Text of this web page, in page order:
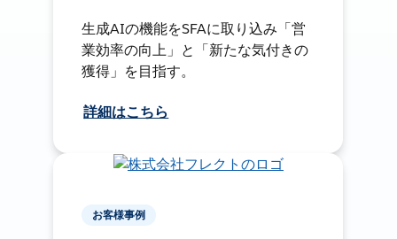
生成AIの機能をSFAに取り込み「営
業効率の向上」と「新たな気付きの
獲得」を目指す。
詳細はこちら
お客様事例